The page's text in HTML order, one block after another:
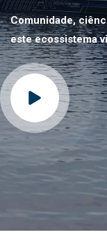
Comunidade,
este ecossistema